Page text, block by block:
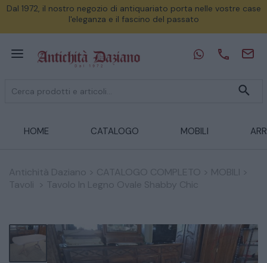
Dal 1972, il nostro negozio di antiquariato porta nelle vostre case
l'eleganza e il fascino del passato
HOME CATALOGO MOBILI
Antichità Daziano CATALOGO COMPLETO MOBILI
Tavoli
Tavolo In Legno Ovale Shabby Chic